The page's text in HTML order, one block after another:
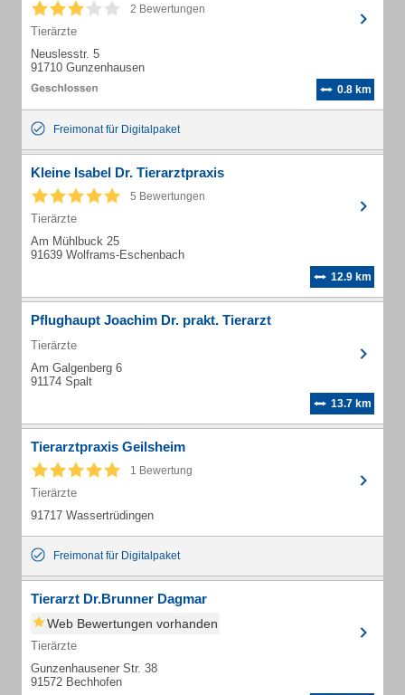
2 Bewertungen
Tierärzte
Neuslesstr. 5
91710 Gunzenhausen
0.8 km
Freimonat für Digitalpaket
Kleine Isabel Dr. Tierarztpraxis
5 Bewertungen
Tierärzte
Am Mühlbuck 25
91639 Wolframs-Eschenbach
12.9 km
Pflughaupt Joachim Dr. prakt. Tierarzt
Tierärzte
Am Galgenberg 6
91174 Spalt
13.7 km
Tierarztpraxis Geilsheim
1 Bewertung
Tierärzte
91717 Wassertrüdingen
Freimonat für Digitalpaket
Tierarzt Dr.Brunner Dagmar
Web Bewertungen vorhanden
Tierärzte
Gunzenhausener Str. 38
91572 Bechhofen